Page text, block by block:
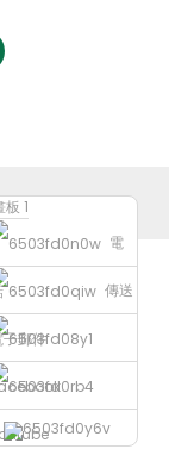
TRADITIONAL
電
傳送
子郵件